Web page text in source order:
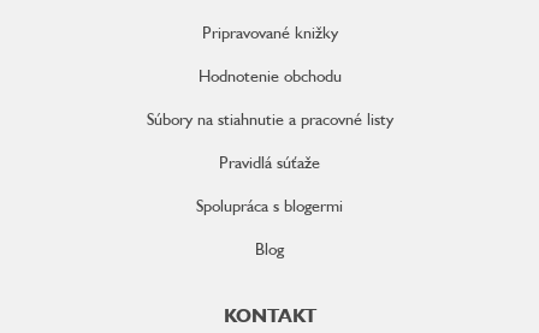
Pripravované knižky
Hodnotenie obchodu
Súbory na stiahnutie a pracovné listy
Pravidlá súťaže
Spolupráca s blogermi
Blog
KONTAKT